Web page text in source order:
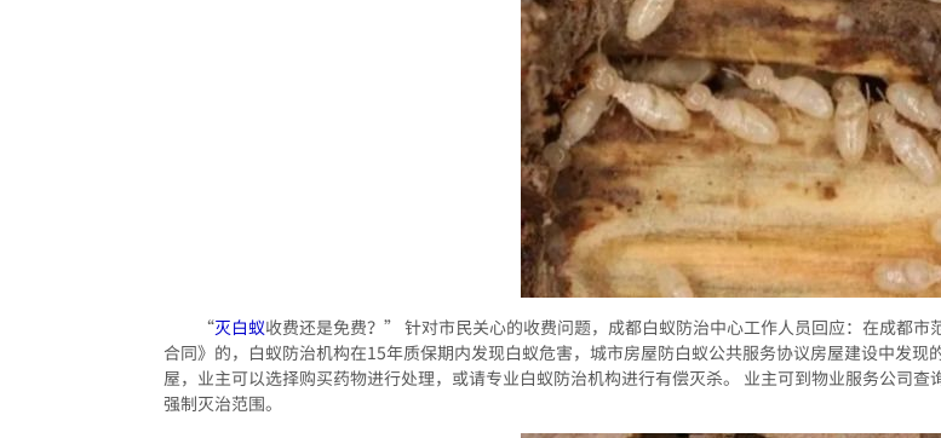
“灭白蚁收费还是免费？” 针对市民关心的收费问题，成都白蚁防治中心工作人员回应：在成都
合同》的，白蚁防治机构在15年质保期内发现白蚁危害，城市房屋防白蚁公共服务协议房屋建设中发
屋，业主可以选择购买药物进行处理，或请专业白蚁防治机构进行有偿灭杀。 业主可到物业服务公司
强制灭治范围。